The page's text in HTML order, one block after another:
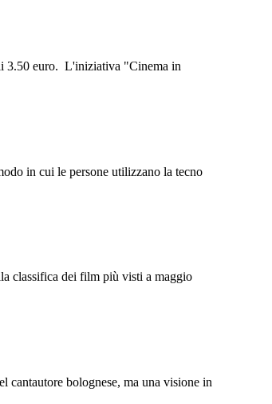
3.50 euro. L'iniziativa "Cinema in
in cui le persone utilizzano la tecno
classifica dei film più visti a maggio
cantautore bolognese, ma una visione in